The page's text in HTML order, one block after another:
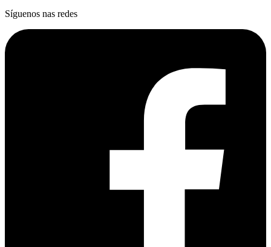
Síguenos nas redes